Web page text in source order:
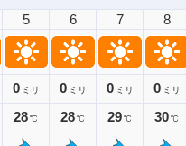
5
0 ミリ
28℃
6
0 ミリ
28℃
7
0 ミリ
29℃
8
0 ミリ
30℃